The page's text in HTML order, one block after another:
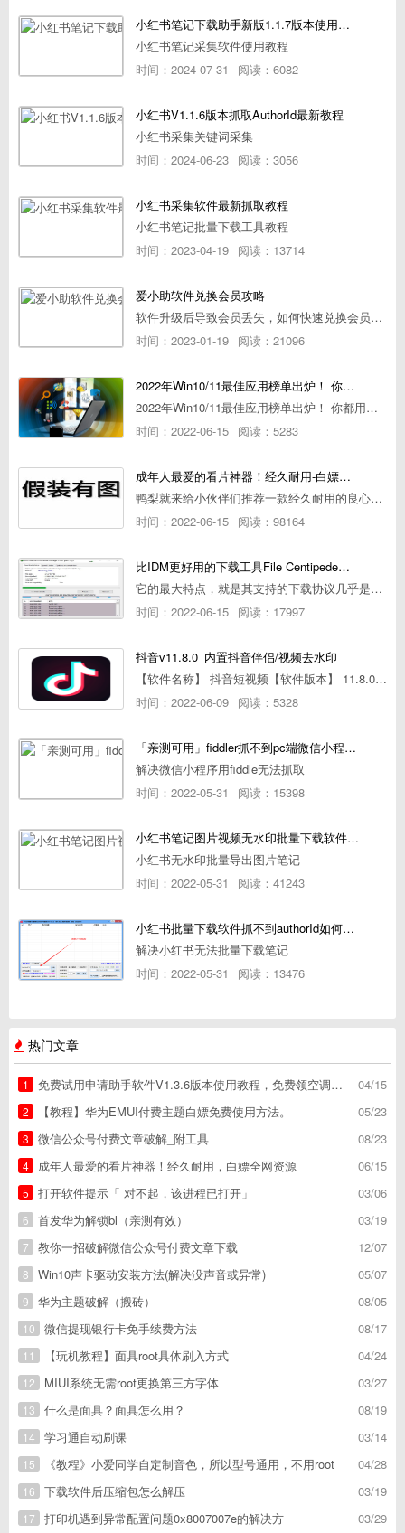
小红书笔记下载助手新版1.1.7版本使用教程
小红书笔记采集软件使用教程
时间：2024-07-31
阅读：6082
小红书V1.1.6版本抓取AuthorId最新教程
小红书采集关键词采集
时间：2024-06-23 阅读：3056
小红书采集软件最新抓取教程
小红书笔记批量下载工具教程
时间：2023-04-19 阅读：13714
爱小助软件兑换会员攻略
软件升级后导致会员丢失，如何快速兑换会员详细攻略
时间：2023-01-19 阅读：21096
2022年Win10/11最佳应用榜单出炉！ 你都用过几个？
2022年Win10/11最佳应用榜单出炉！ 你都用过几个？
时间：2022-06-15 阅读：5283
成年人最爱的看片神器！经久耐用-白嫖全网资源
鸭梨就来给小伙伴们推荐一款经久耐用的良心播放器，资源齐全无广告，可以放心使用~
时间：2022-06-15 阅读：98164
比IDM更好用的下载工具File Centipede文件蜈蚣-秒杀迅雷-直接飞起！
它的最大特点，就是其支持的下载协议几乎是市面上最全面的，包括HTTP/FTP、BT种子、磁力链接，m3u8流任务（AES-128解密）。
时间：2022-06-15 阅读：17997
抖音v11.8.0_内置抖音伴侣/视频去水印
【软件名称】 抖音短视频【软件版本】 11.8.0【软件大小】 83.74M【是否Root】不需要【测试机型】PCML10 [oppo Reno Ace]【文字介绍】 抖音短视频app是一款很有意思娱
时间：2022-06-09 阅读：5328
「亲测可用」fiddler抓不到pc端微信小程序包解决方案
解决微信小程序用fiddle无法抓取
时间：2022-05-31
阅读：15398
小红书笔记图片视频无水印批量下载软件使用教程
小红书无水印批量导出图片笔记
时间：2022-05-31
阅读：41243
小红书批量下载软件抓不到authorId如何解决
解决小红书无法批量下载笔记
时间：2022-05-31
阅读：13476
热门文章
04/15
1
免费试用申请助手软件V1.3.6版本使用教程，免费领空调冰箱，附下载地址
05/23
2
【教程】华为EMUI付费主题白嫖免费使用方法。
08/23
3
微信公众号付费文章破解_附工具
06/15
4
成年人最爱的看片神器！经久耐用，白嫖全网资源
03/06
5
打开软件提示「 对不起，该进程已打开」
03/19
6
首发华为解锁bl（亲测有效）
12/07
7
教你一招破解微信公众号付费文章下载
05/07
8
Win10声卡驱动安装方法(解决没声音或异常)
08/05
9
华为主题破解（搬砖）
08/17
10
微信提现银行卡免手续费方法
04/24
11
【玩机教程】面具root具体刷入方式
03/27
12
MIUI系统无需root更换第三方字体
08/19
13
什么是面具？面具怎么用？
03/14
14
学习通自动刷课
04/28
15
《教程》小爱同学自定制音色，所以型号通用，不用root
03/19
16
下载软件后压缩包怎么解压
03/29
17
打印机遇到异常配置问题0x8007007e的解决方